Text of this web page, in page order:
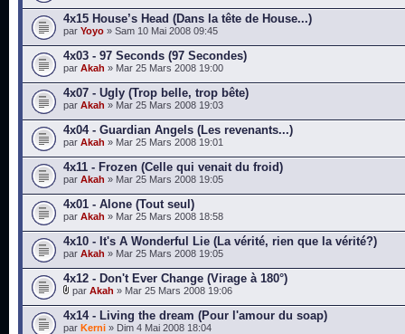
4x15 House’s Head (Dans la tête de House...)
par Yoyo » Sam 10 Mai 2008 09:45
4x03 - 97 Seconds (97 Secondes)
par Akah » Mar 25 Mars 2008 19:00
4x07 - Ugly (Trop belle, trop bête)
par Akah » Mar 25 Mars 2008 19:03
4x04 - Guardian Angels (Les revenants...)
par Akah » Mar 25 Mars 2008 19:01
4x11 - Frozen (Celle qui venait du froid)
par Akah » Mar 25 Mars 2008 19:05
4x01 - Alone (Tout seul)
par Akah » Mar 25 Mars 2008 18:58
4x10 - It's A Wonderful Lie (La vérité, rien que la vérité?)
par Akah » Mar 25 Mars 2008 19:05
4x12 - Don't Ever Change (Virage à 180°)
par Akah » Mar 25 Mars 2008 19:06
4x14 - Living the dream (Pour l'amour du soap)
par Kerni » Dim 4 Mai 2008 18:04